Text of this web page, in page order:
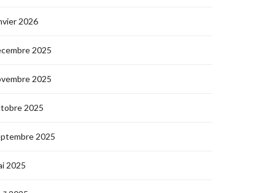
2026
2025
2025
2025
2025
2025